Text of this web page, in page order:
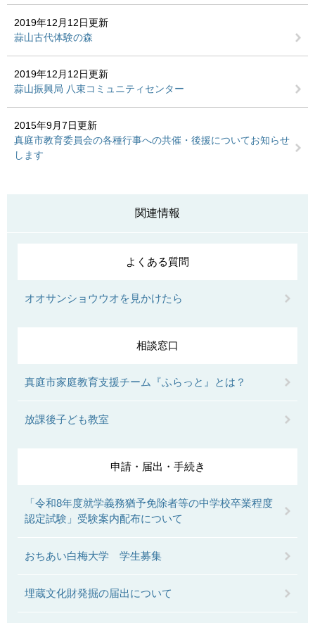
2019年12月12日更新
蒜山古代体験の森
2019年12月12日更新
蒜山振興局 八束コミュニティセンター
2015年9月7日更新
真庭市教育委員会の各種行事への共催・後援についてお知らせ
します
関連情報
よくある質問
オオサンショウウオを見かけたら
相談窓口
真庭市家庭教育支援チーム『ふらっと』とは？
放課後子ども教室
申請・届出・手続き
「令和8年度就学義務猶予免除者等の中学校卒業程度
認定試験」受験案内配布について
おちあい白梅大学 学生募集
埋蔵文化財発掘の届出について